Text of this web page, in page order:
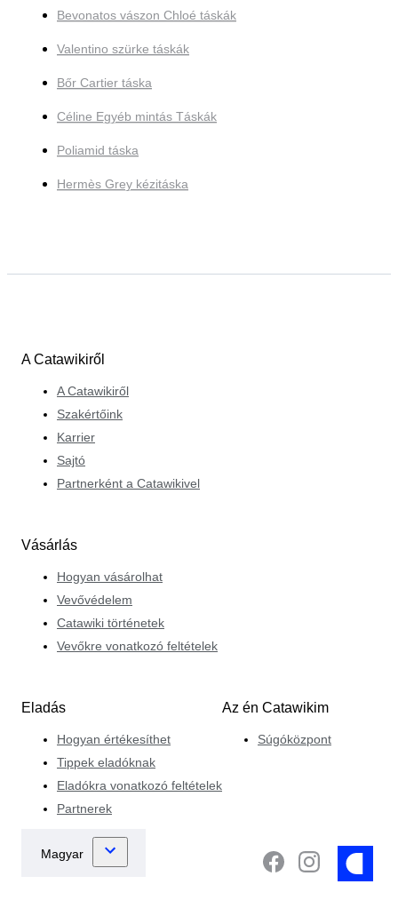
Bevonatos vászon Chloé táskák
Valentino szürke táskák
Bőr Cartier táska
Céline Egyéb mintás Táskák
Poliamid táska
Hermès Grey kézitáska
A Catawikiről
A Catawikiről
Szakértőink
Karrier
Sajtó
Partnerként a Catawikivel
Vásárlás
Hogyan vásárolhat
Vevővédelem
Catawiki történetek
Vevőkre vonatkozó feltételek
Eladás
Hogyan értékesíthet
Tippek eladóknak
Eladókra vonatkozó feltételek
Partnerek
Az én Catawikim
Súgóközpont